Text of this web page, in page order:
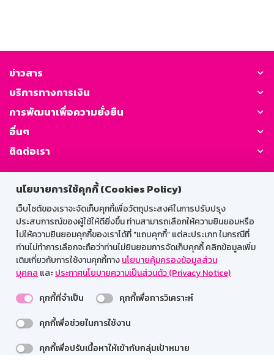
นโยบายการใช้คุกกี้ (Cookies Policy)
เว็บไซต์ของเราจะจัดเก็บคุกกี้เพื่อวัตถุประสงค์ในการปรับปรุง
ประสบการณ์ของผู้ใช้ให้ดียิ่งขึ้น ท่านสามารถเลือกให้ความยินยอมหรือ
ไม่ให้ความยินยอมคุกกี้ของเราได้ที่ "แถบคุกกี้” แต่ละประเภท ในกรณีที่
ท่านไม่ทำการเลือกจะถือว่าท่านไม่ยินยอมการจัดเก็บคุกกี้ คลิกข้อมูลเพิ่ม
เติมเกี่ยวกับการใช้งานคุกกี้ทางนโยบายคุ้มครองข้อมูลส่วน
บุคคล และประกาศนโยบายความเป็นส่วนตัว (Privacy Notice)
คุกกี้ที่จำเป็น
คุกกี้เพื่อการวิเคราะห์
คุกกี้เพื่อช่วยในการใช้งาน
คุกกี้เพื่อปรับเนื้อหาให้เข้ากับกลุ่มเป้าหมาย
ข่าวสาร
บริการทางการเงิน
การพัฒนาเพื่อความยั่งยืน
อื่นๆ
ติดต่อเรา
GSB Society:
สำหรับพนักงาน
Web HR
GSB Wisdom
M-Search
เข้าสู่ระบบเน็ตเมล
รองรับการใช้งานได้ดีบนเว็บบราวเซอร์